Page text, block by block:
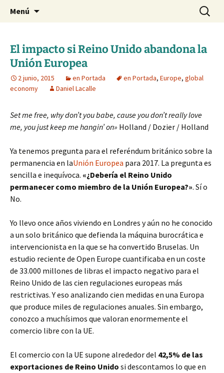
dlacalle.com
Blog de Daniel Lacalle
Menú Buscar:
El impacto si Reino Unido abandona la
Unión Europea
2 junio, 2015 en Portada en Portada, Europe, global
economy
Daniel Lacalle
Set me free, why don’t you babe, cause you don’t really love
me, you just keep me hangin’ on» Holland / Dozier / Holland
Ya tenemos pregunta para el referéndum británico sobre la
permanencia en laUnión Europea para 2017. La pregunta es
sencilla e inequívoca. «¿Debería el Reino Unido
permanecer como miembro de la Unión Europea?». Sí o
No.
Yo llevo once años viviendo en Londres y aún no he conocido
a un solo británico que defienda la máquina burocrática e
intervencionista en la que se ha convertido Bruselas. Un
estudio reciente de Open Europe cuantificaba en un coste
de 33.000 millones de libras el impacto negativo para el
Reino Unido de las cien regulaciones europeas más
restrictivas. Y eso analizando cien medidas en una Europa
que produce miles de regulaciones anuales. Sin embargo,
conozco a muchísimos que valoran enormemente el
comercio libre con la UE.
El comercio con la UE supone alrededor del 42,5% de las
exportaciones de Reino Unido si descontamos lo que en